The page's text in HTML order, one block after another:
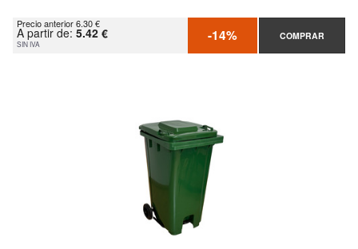
Precio anterior 6.30 €
A partir de: 5.42 €
SIN IVA -14% COMPRAR